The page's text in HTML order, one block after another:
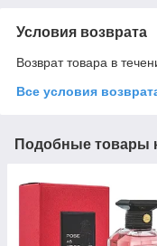
Условия возврата
Возврат товара в
Все условия
Подобные товары